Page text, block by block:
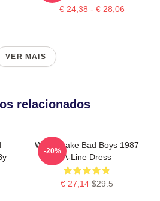
€ 24,38 - € 28,06
VER MAIS
relacionados
Whitesnake Bad Boys 1987
A-Line Dress
€ 27,14 $29.5
-20%